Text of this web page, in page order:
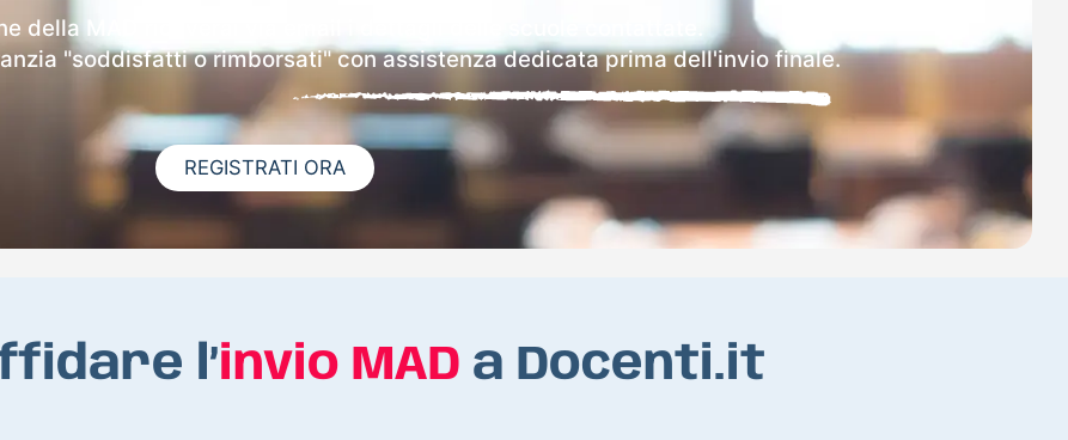
della MAD riceverai via email i dettagli delle scuole contattate.
"soddisfatti o rimborsati" con assistenza dedicata prima dell'invio finale.
REGISTRATI ORA
l’invio MAD a Docenti.it